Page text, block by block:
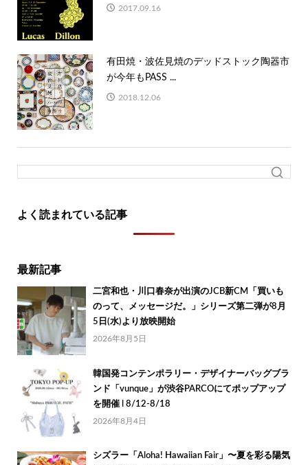
2017.09.16
有田焼・波佐見焼のデッドストック陶器市
が今年もPASS ...
2018.12.06
よく読まれている記事
最新記事
二宮和也・川口春奈が出演のJCB新CM「買いも
のって、メッセージだ。」シリーズ第二弾が8月
5日(水)より放映開始
2026年8月5日
韓国発コンテンポラリー・デザイナーバッグブラ
ンド「vunque」が渋谷PARCOにてポップアップ
を開催 l 8/12-8/18
2026年8月4日
シズラー「Aloha! Hawaiian Fair」〜夏を彩る陽気